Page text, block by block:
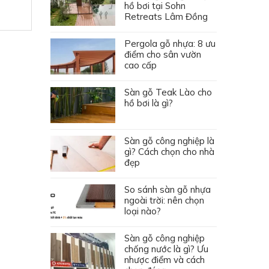
hồ bơi tại Sohn
Retreats Lâm Đồng
Pergola gỗ nhựa: 8 ưu
điểm cho sân vườn
cao cấp
Sàn gỗ Teak Lào cho
hồ bơi là gì?
Sàn gỗ công nghiệp là
gì? Cách chọn cho nhà
đẹp
So sánh sàn gỗ nhựa
ngoài trời: nên chọn
loại nào?
Sàn gỗ công nghiệp
chống nước là gì? Ưu
nhược điểm và cách